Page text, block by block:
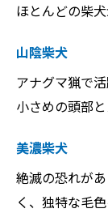
ほとんどの柴
山陰柴犬
アナグマ猟で
小さめの頭部
美濃柴犬
絶滅の恐れが
く、独特な毛色